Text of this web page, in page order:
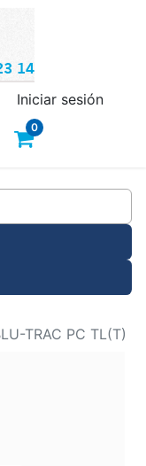
14
0
Iniciar sesión
TRAC PC TL(T)